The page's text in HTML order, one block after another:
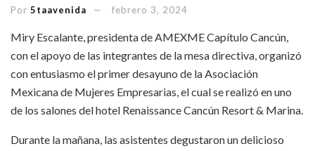
Por 5taavenida febrero 3, 2024
Miry Escalante, presidenta de AMEXME Capítulo Cancún,
con el apoyo de las integrantes de la mesa directiva, organizó
con entusiasmo el primer desayuno de la Asociación
Mexicana de Mujeres Empresarias, el cual se realizó en uno
de los salones del hotel Renaissance Cancún Resort & Marina.
Durante la mañana, las asistentes degustaron un delicioso